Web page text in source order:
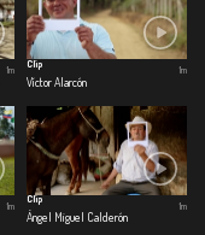
1m
Clip
Víctor Alarcón
1m
1m
Clip
Ángel Miguel Calderón
1m